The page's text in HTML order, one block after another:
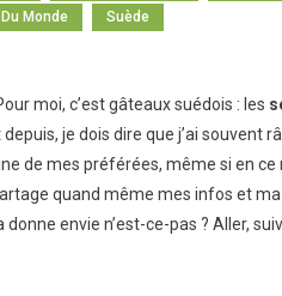
Monde Suède
Pour moi, c’est gâteaux suédois : les
je dois dire que j’ai souvent
de mes préférées, même si en
quand même mes infos et
envie n’est-ce-pas ? Aller,